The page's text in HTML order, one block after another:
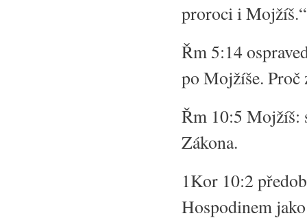
proroci i Mojžíš.“
Řm 5:14
po Mojžíše. Proč
Řm 10:5 Mojžíš:
Zákona.
1Kor 10:2
Hospodinem